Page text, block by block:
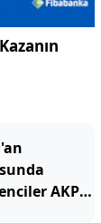
AKP'li